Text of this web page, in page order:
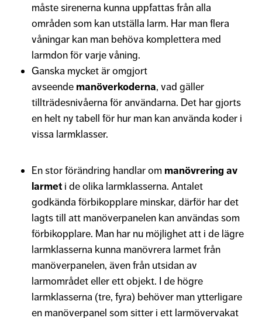
måste sirenerna kunna uppfattas från alla
områden som kan utställa larm. Har man flera
våningar kan man behöva komplettera med
larmdon för varje våning.
Ganska mycket är omgjort
avseende manöverkoderna, vad gäller
tillträdesnivåerna för användarna. Det har gjorts
en helt ny tabell för hur man kan använda koder i
vissa larmklasser.
En stor förändring handlar om manövrering av
larmet i de olika larmklasserna. Antalet
godkända förbikopplare minskar, därför har det
lagts till att manöverpanelen kan användas som
förbikopplare. Man har nu möjlighet att i de lägre
larmklasserna kunna manövrera larmet från
manöverpanelen, även från utsidan av
larmområdet eller ett objekt. I de högre
larmklasserna (tre, fyra) behöver man ytterligare
en manöverpanel som sitter i ett larmövervakat